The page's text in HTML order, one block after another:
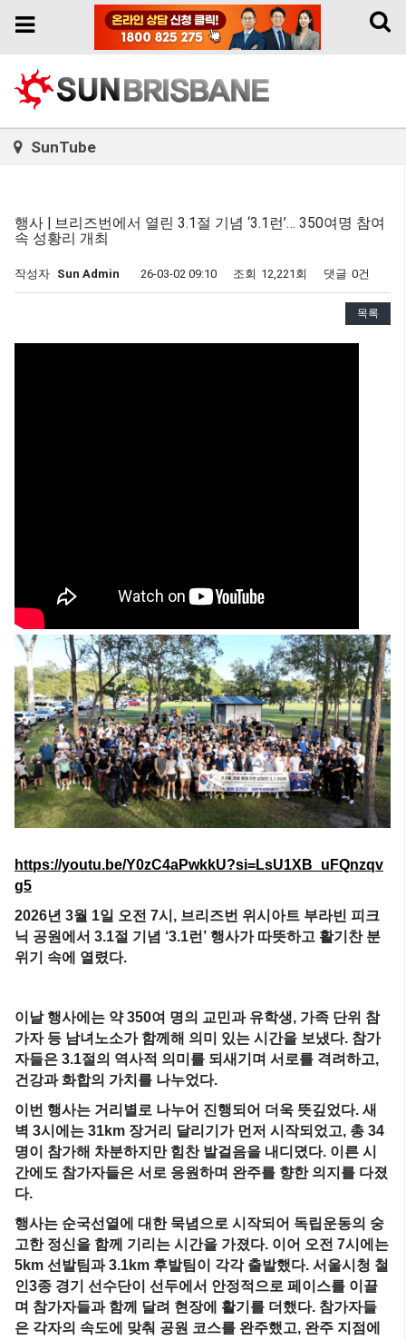
Toggle
Toggle
SunTube
행사 | 브리즈번에서 열린 3.1절 기념 ‘3.1런’… 350여명 참여
속 성황리 개최
작성자 Sun Admin 26-03-02 09:10 조회 12,221회 댓글 0건
목록
https://youtu.be/Y0zC4aPwkkU?si=LsU1XB_uFQnzqv
g5
2026년 3월 1일 오전 7시, 브리즈번 위시아트 부라빈 피크
닉 공원에서 3.1절 기념 ‘3.1런’ 행사가 따뜻하고 활기찬 분
위기 속에 열렸다.
이날 행사에는 약 350여 명의 교민과 유학생, 가족 단위 참
가자 등 남녀노소가 함께해 의미 있는 시간을 보냈다. 참가
자들은 3.1절의 역사적 의미를 되새기며 서로를 격려하고,
건강과 화합의 가치를 나누었다.
이번 행사는 거리별로 나누어 진행되어 더욱 뜻깊었다. 새
벽 3시에는 31km 장거리 달리기가 먼저 시작되었고, 총 34
명이 참가해 차분하지만 힘찬 발걸음을 내디뎠다. 이른 시
간에도 참가자들은 서로 응원하며 완주를 향한 의지를 다졌
다.
행사는 순국선열에 대한 묵념으로 시작되어 독립운동의 숭
고한 정신을 함께 기리는 시간을 가졌다. 이어 오전 7시에는
5km 선발팀과 3.1km 후발팀이 각각 출발했다. 서울시청 철
인3종 경기 선수단이 선두에서 안정적으로 페이스를 이끌
며 참가자들과 함께 달려 현장에 활기를 더했다. 참가자들
은 각자의 속도에 맞춰 공원 코스를 완주했고, 완주 지점에